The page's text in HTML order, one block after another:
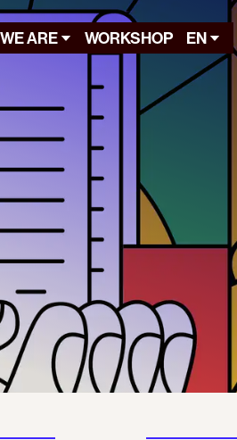
ARE WORKSHOP EN